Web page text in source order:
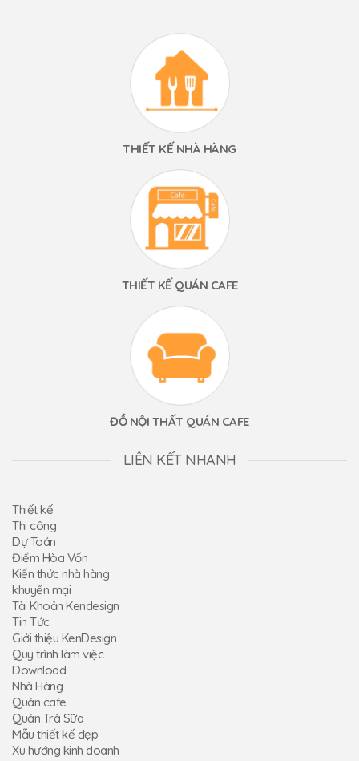
THIẾT KẾ NHÀ HÀNG
THIẾT KẾ QUÁN CAFE
ĐỒ NỘI THẤT QUÁN CAFE
LIÊN KẾT NHANH
Thiết kế
Thi công
Dự Toán
Điểm Hòa Vốn
Kiến thức nhà hàng
khuyến mại
Tài Khoản Kendesign
Tin Tức
Giới thiệu KenDesign
Quy trình làm việc
Download
Nhà Hàng
Quán cafe
Quán Trà Sữa
Mẫu thiết kế đẹp
Xu hướng kinh doanh